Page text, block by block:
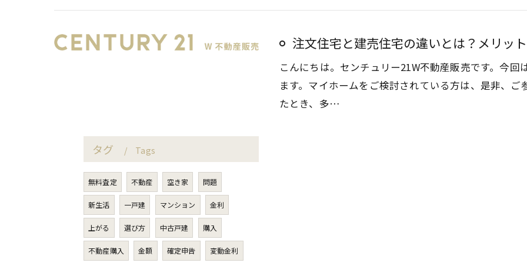
注文住宅と建売住宅の違いとは？メリッ
こんにちは。センチュリー21W不動産販売です。今
ます。マイホームをご検討されている方は、是非、
たとき、多…
タグ Tags
無料査定 不動産 空き家 問題
新生活 一戸建 マンション 金利
上がる 選び方 中古戸建 購入
不動産購入 金額 確定申告 変動金利